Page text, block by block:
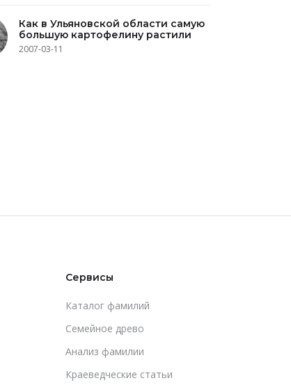
Как в Ульяновской области самую
большую картофелину растили
2007-03-11
Сервисы
Каталог фамилий
Cемейное древо
Анализ фамилии
Краеведческие статьи